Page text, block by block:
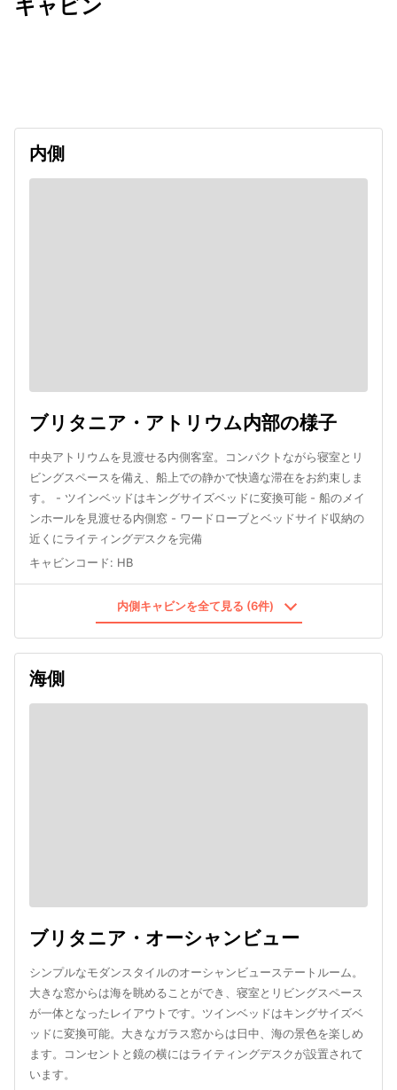
キャビン
内側
ブリタニア・アトリウム内部の様子
中央アトリウムを見渡せる内側客室。コンパクトながら寝室とリ
ビングスペースを備え、船上での静かで快適な滞在をお約束しま
す。 - ツインベッドはキングサイズベッドに変換可能 - 船のメイ
ンホールを見渡せる内側窓 - ワードローブとベッドサイド収納の
近くにライティングデスクを完備
キャビンコード: HB
内側キャビンを全て見る (6件)
海側
ブリタニア・オーシャンビュー
シンプルなモダンスタイルのオーシャンビューステートルーム。
大きな窓からは海を眺めることができ、寝室とリビングスペース
が一体となったレイアウトです。ツインベッドはキングサイズベ
ッドに変換可能。大きなガラス窓からは日中、海の景色を楽しめ
ます。コンセントと鏡の横にはライティングデスクが設置されて
います。